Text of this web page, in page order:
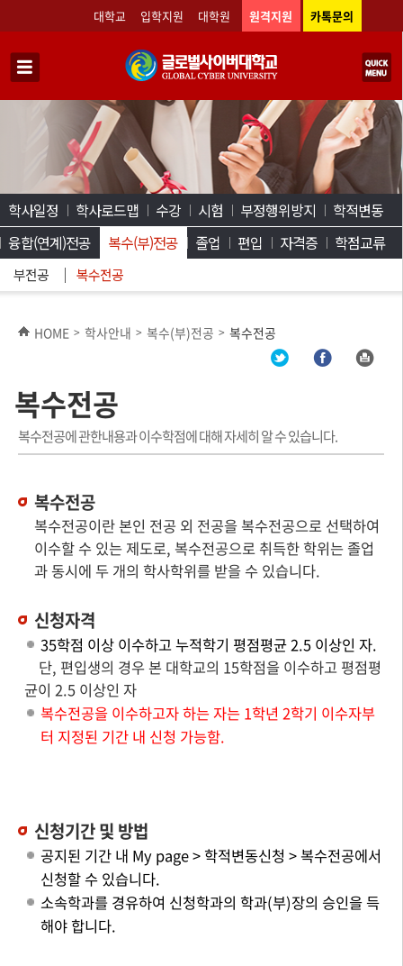
대학교 입학지원 대학원 원격지원 카톡문의
학사일정 학사로드맵 수강 시험 부정행위방지
학적변동
융합(연계)전공
복수(부)전공
부전공 복수전공
졸업 편입 자격증 학점교류
HOME > 학사안내 > 복수(부)전공 > 복수전공
복수전공
복수전공에 관한내용과 이수학점에 대해 자세히 알 수 있습니다.
복수전공
복수전공이란 본인 전공 외 전공을 복수전공으로 선택하여
이수할 수 있는 제도로, 복수전공으로 취득한 학위는 졸업
과 동시에 두 개의 학사학위를 받을 수 있습니다.
신청자격
35학점 이상 이수하고 누적학기 평점평균 2.5 이상인 자.
단, 편입생의 경우 본 대학교의 15학점을 이수하고 평점평
균이 2.5 이상인 자
복수전공을 이수하고자 하는 자는 1학년 2학기 이수자부
터 지정된 기간 내 신청 가능함.
신청기간 및 방법
공지된 기간 내 My page > 학적변동신청 > 복수전공에서
신청할 수 있습니다.
소속학과를 경유하여 신청학과의 학과(부)장의 승인을 득
해야 합니다.